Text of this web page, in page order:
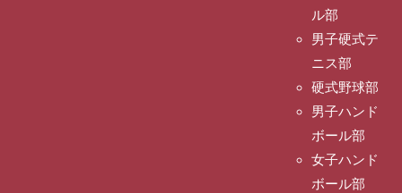
ル部
男子硬式テ
ニス部
硬式野球部
男子ハンド
ボール部
女子ハンド
ボール部